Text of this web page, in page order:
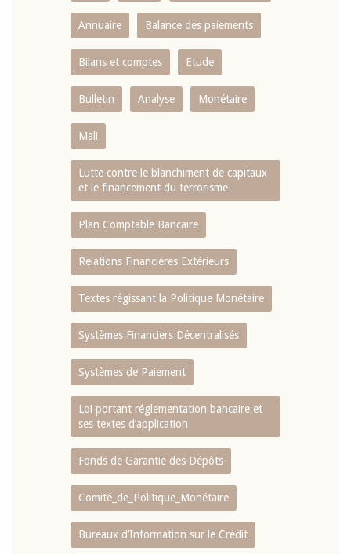
Annuaire Balance des paiements
Bilans et comptes Etude
Bulletin Analyse Monétaire
Mali
Lutte contre le blanchiment de capitaux
et le financement du terrorisme
Plan Comptable Bancaire
Relations Financières Extérieurs
Textes régissant la Politique Monétaire
Systèmes Financiers Décentralisés
Systèmes de Paiement
Loi portant réglementation bancaire et
ses textes d’application
Fonds de Garantie des Dépôts
Comité_de_Politique_Monétaire
Bureaux d’Information sur le Crédit